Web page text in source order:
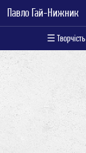
Павло Гай-Нижник
☰ Творчість